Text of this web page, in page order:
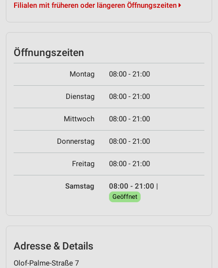
Filialen mit früheren oder längeren Öffnungszeiten
Öffnungszeiten
Montag 08:00 - 21:00
Dienstag 08:00 - 21:00
Mittwoch 08:00 - 21:00
Donnerstag 08:00 - 21:00
Freitag 08:00 - 21:00
Samstag 08:00 - 21:00 |
Geöffnet
Adresse & Details
Olof-Palme-Straße 7